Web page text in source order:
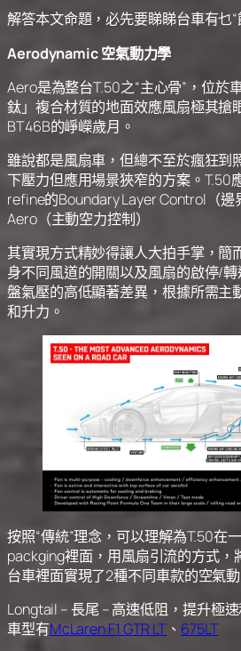
解答本文命題，必先要睇睇台車有乜“
Aerodynamic 空氣動力學
Aero是為整台T.50之“主心骨”，位於
鈦」複合材質的地面效應風扇極其搶
BT46B的崢嶸歲月。
雖說都是風扇車，但總不至於瘋狂到
下壓力但應用場景狹窄的方案。T.50
refine的Boundary Layer Control（邊
Aero（主動空力控制）
其實現方式精妙得讓人大拍手掌，簡
身不同風道的開關以及風扇的啟停/
盤氣壓的高低顯著差異，根據所需主
和升力。
按照“傳統”理念，可以理解為T.50在
packging裡面，用風扇引流的方式，
台車裡面實現了2種不同車款的空氣
Longtail – 長尾 – 高速低阻，提升極
車型有McLaren F1 GTR LT 、 675LT